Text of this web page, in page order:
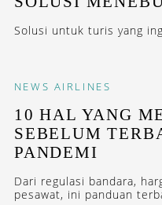
Solusi untuk turis yang
NEWS AIRLINES
10 HAL YANG
SEBELUM
PANDEMI
Dari regulasi bandara,
pesawat, ini panduan